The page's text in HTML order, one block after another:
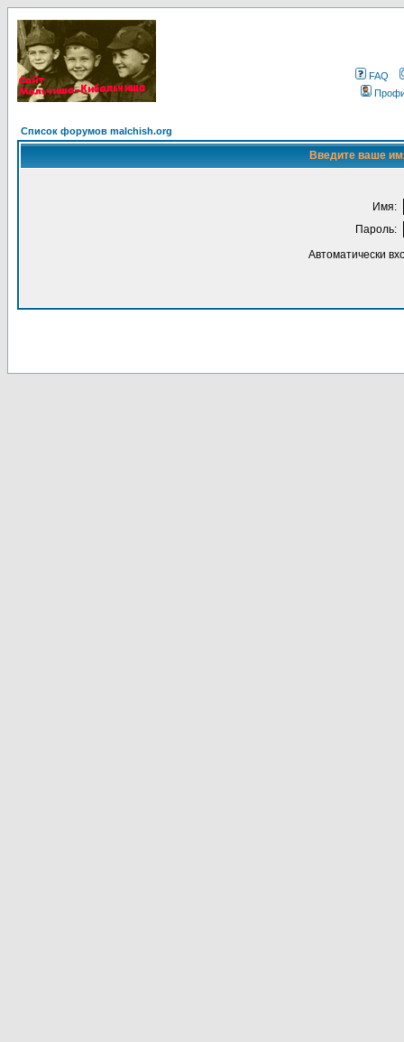
FAQ
Список форумов malchish.org
Введите ваше
Имя:
Пароль:
Автоматически